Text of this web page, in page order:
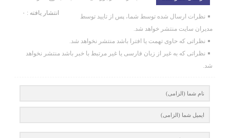
انتشار یافته : ۰
نظرات ارسال شده توسط شما، پس از تایید توسط
مدیران سایت منتشر خواهد شد.
نظراتی که حاوی تهمت یا افترا باشد منتشر نخواهد شد.
نظراتی که به غیر از زبان فارسی یا غیر مرتبط با خبر باشد منتشر نخواهد
شد.